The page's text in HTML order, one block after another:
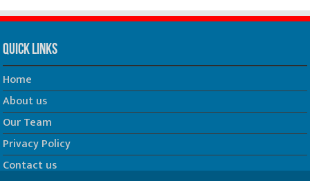
Quick Links
Home
About us
Our Team
Privacy Policy
Contact us